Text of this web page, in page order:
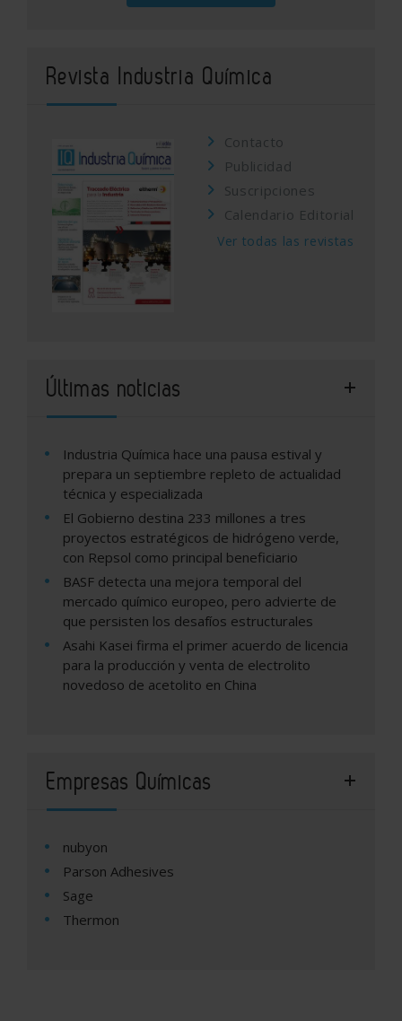
Revista Industria Química
Contacto
Publicidad
Suscripciones
Calendario Editorial
Ver todas las revistas
Últimas noticias
Industria Química hace una pausa estival y
prepara un septiembre repleto de actualidad
técnica y especializada
El Gobierno destina 233 millones a tres
proyectos estratégicos de hidrógeno verde,
con Repsol como principal beneficiario
BASF detecta una mejora temporal del
mercado químico europeo, pero advierte de
que persisten los desafíos estructurales
Asahi Kasei firma el primer acuerdo de licencia
para la producción y venta de electrolito
novedoso de acetolito en China
Empresas Químicas
nubyon
Parson Adhesives
Sage
Thermon